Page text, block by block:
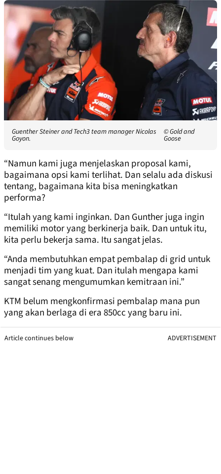
Guenther Steiner and Tech3 team manager Nicolas
Goyon.
© Gold and
Goose
“Namun kami juga menjelaskan proposal kami,
bagaimana opsi kami terlihat. Dan selalu ada diskusi
tentang, bagaimana kita bisa meningkatkan
performa?
“Itulah yang kami inginkan. Dan Gunther juga ingin
memiliki motor yang berkinerja baik. Dan untuk itu,
kita perlu bekerja sama. Itu sangat jelas.
“Anda membutuhkan empat pembalap di grid untuk
menjadi tim yang kuat. Dan itulah mengapa kami
sangat senang mengumumkan kemitraan ini.”
KTM belum mengkonfirmasi pembalap mana pun
yang akan berlaga di era 850cc yang baru ini.
Article continues below ADVERTISEMENT